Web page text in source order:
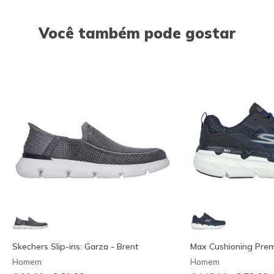
Você também pode gostar
Skechers Slip-ins: Garza - Brent
Homem
Max Cushioning
Homem